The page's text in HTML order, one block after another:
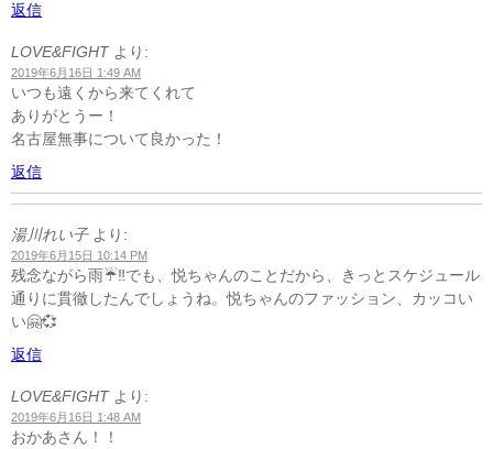
返信
LOVE&FIGHT より:
2019年6月16日 1:49 AM
いつも遠くから来てくれて
ありがとうー！
名古屋無事について良かった！
返信
湯川れい子 より:
2019年6月15日 10:14 PM
残念ながら雨☔️‼️でも、悦ちゃんのことだから、きっとスケジュール
通りに貫徹したんでしょうね。悦ちゃんのファッション、カッコい
い🤗💞
返信
LOVE&FIGHT より:
2019年6月16日 1:48 AM
おかあさん！！